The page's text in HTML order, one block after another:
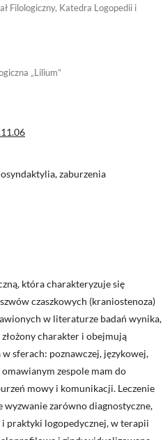
Filologiczny, Katedra Logopedii i
„Lilium”
zaburzenia
która charakteryzuje się
czaszkowych (kraniostenoza)
w literaturze badań wynika,
charakter i obejmują
sferach: poznawczej, językowej,
zespole mam do
mowy i komunikacji. Leczenie
wyzwanie zarówno diagnostyczne,
praktyki logopedycznej, w terapii